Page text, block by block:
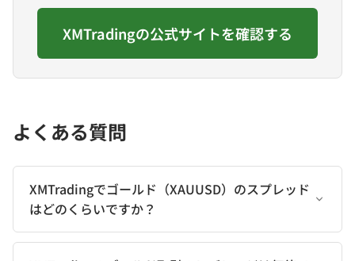
XMTradingの公式サイトを確認する
よくある質問
XMTradingでゴールド（XAUUSD）のスプレッド
はどのくらいですか？